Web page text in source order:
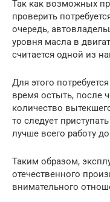
Так как возможных
проверить
очередь,
уровня масла в
считается одной из
Для этого
время остыть, после
количество
то следует
лучше всего работу
Таким образом,
отечественного
внимательного